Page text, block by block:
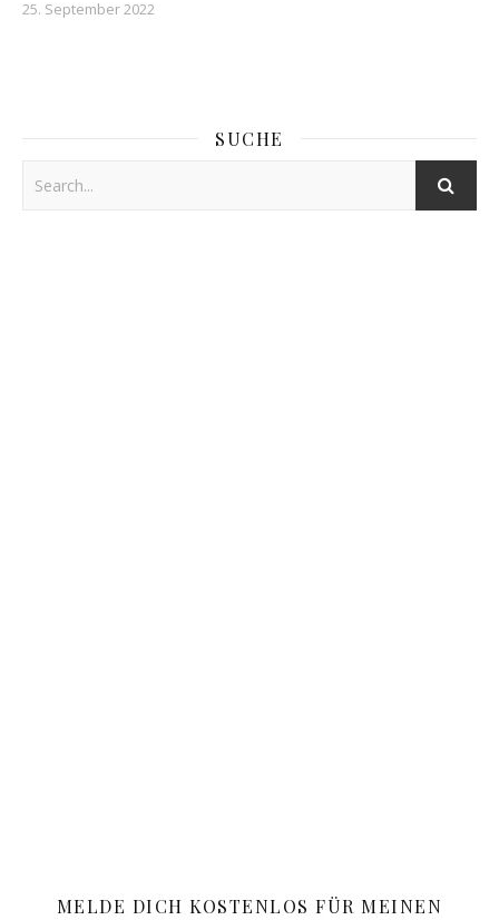
25. September 2022
SUCHE
MELDE DICH KOSTENLOS FÜR MEINEN